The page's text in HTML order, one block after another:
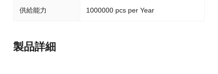
供給能力 1000000 pcs per Year
製品詳細